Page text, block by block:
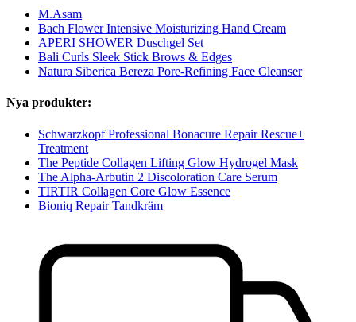
M.Asam
Bach Flower Intensive Moisturizing Hand Cream
APERI SHOWER Duschgel Set
Bali Curls Sleek Stick Brows & Edges
Natura Siberica Bereza Pore-Refining Face Cleanser
Nya produkter:
Schwarzkopf Professional Bonacure Repair Rescue+
Treatment
The Peptide Collagen Lifting Glow Hydrogel Mask
The Alpha-Arbutin 2 Discoloration Care Serum
TIRTIR Collagen Core Glow Essence
Bioniq Repair Tandkräm